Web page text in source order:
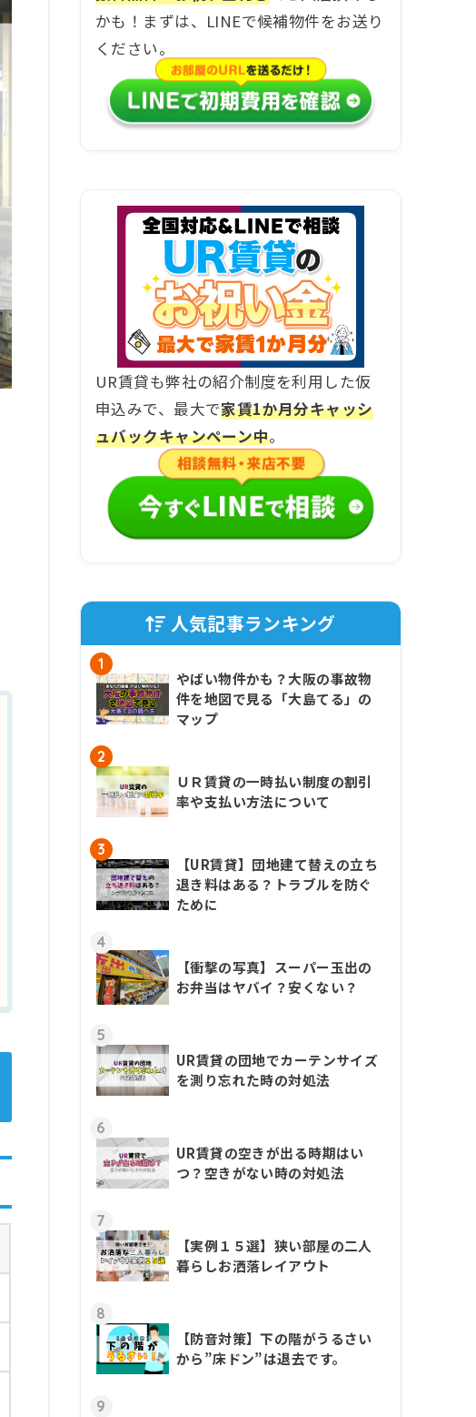
かも！まずは、LINEで候補物件をお送り
ください。
UR賃貸も弊社の紹介制度を利用した仮
申込みで、最大で家賃1か月分キャッシ
ュバックキャンペーン中。
人気記事ランキング
1
やばい物件かも？大阪の事故物
件を地図で見る「大島てる」の
マップ
2
ＵＲ賃貸の一時払い制度の割引
率や支払い方法について
3
【UR賃貸】団地建て替えの立ち
退き料はある？トラブルを防ぐ
ために
4
【衝撃の写真】スーパー玉出の
お弁当はヤバイ？安くない？
5
UR賃貸の団地でカーテンサイズ
を測り忘れた時の対処法
6
UR賃貸の空きが出る時期はい
つ？空きがない時の対処法
7
【実例１５選】狭い部屋の二人
暮らしお洒落レイアウト
8
【防音対策】下の階がうるさい
から”床ドン”は退去です。
9